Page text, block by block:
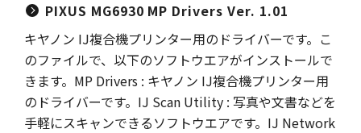
PIXUS MG6930 MP Drivers Ver. 1.01
キヤノン IJ複合機プリンター用のドライバーです。こ
のファイルで、以下のソフトウエアがインストールで
きます。MP Drivers : キヤノン IJ複合機プリンター用
のドライバーです。IJ Scan Utility : 写真や文書などを
手軽にスキャンできるソフトウエアです。IJ Network